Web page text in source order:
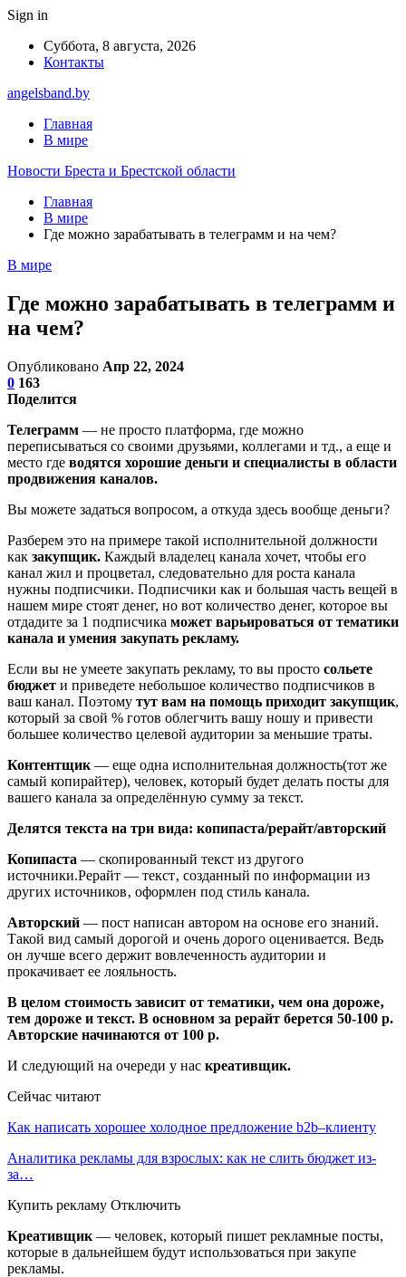
Sign in
Суббота, 8 августа, 2026
Контакты
angelsband.by
Главная
В мире
Новости Бреста и Брестской области
Главная
В мире
Где можно зарабатывать в телеграмм и на чем?
В мире
Где можно зарабатывать в телеграмм и
на чем?
Опубликовано Апр 22, 2024
0 163
Поделится
Телеграмм — не просто платформа, где можно
переписываться со своими друзьями, коллегами и тд., а еще и
место где водятся хорошие деньги и специалисты в области
продвижения каналов.
Вы можете задаться вопросом, а откуда здесь вообще деньги?
Разберем это на примере такой исполнительной должности
как закупщик. Каждый владелец канала хочет, чтобы его
канал жил и процветал, следовательно для роста канала
нужны подписчики. Подписчики как и большая часть вещей в
нашем мире стоят денег, но вот количество денег, которое вы
отдадите за 1 подписчика может варьироваться от тематики
канала и умения закупать рекламу.
Если вы не умеете закупать рекламу, то вы просто сольете
бюджет и приведете небольшое количество подписчиков в
ваш канал. Поэтому тут вам на помощь приходит закупщик,
который за свой % готов облегчить вашу ношу и привести
большее количество целевой аудитории за меньшие траты.
Контентщик — еще одна исполнительная должность(тот же
самый копирайтер), человек, который будет делать посты для
вашего канала за определённую сумму за текст.
Делятся текста на три вида: копипаста/рерайт/авторский
Копипаста — скопированный текст из другого
источники.Рерайт — текст‚ созданный по информации из
других источников‚ оформлен под стиль канала.
Авторский — пост написан автором на основе его знаний.
Такой вид самый дорогой и очень дорого оценивается. Ведь
он лучше всего держит вовлеченность аудитории и
прокачивает ее лояльность.
В целом стоимость зависит от тематики‚ чем она дороже‚
тем дороже и текст. В основном за рерайт берется 50-100 р.
Авторские начинаются от 100 р.
И следующий на очереди у нас креативщик.
Сейчас читают
Как написать хорошее холодное предложение b2b–клиенту
Аналитика рекламы для взрослых: как не слить бюджет из-
за…
Купить рекламу Отключить
Креативщик — человек, который пишет рекламные посты,
которые в дальнейшем будут использоваться при закупе
рекламы.